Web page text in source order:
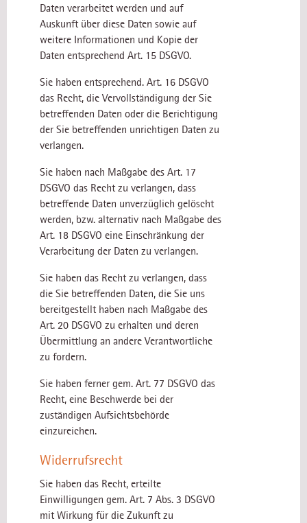
Daten verarbeitet werden und auf
Auskunft über diese Daten sowie auf
weitere Informationen und Kopie der
Daten entsprechend Art. 15 DSGVO.
Sie haben entsprechend. Art. 16 DSGVO
das Recht, die Vervollständigung der Sie
betreffenden Daten oder die Berichtigung
der Sie betreffenden unrichtigen Daten zu
verlangen.
Sie haben nach Maßgabe des Art. 17
DSGVO das Recht zu verlangen, dass
betreffende Daten unverzüglich gelöscht
werden, bzw. alternativ nach Maßgabe des
Art. 18 DSGVO eine Einschränkung der
Verarbeitung der Daten zu verlangen.
Sie haben das Recht zu verlangen, dass
die Sie betreffenden Daten, die Sie uns
bereitgestellt haben nach Maßgabe des
Art. 20 DSGVO zu erhalten und deren
Übermittlung an andere Verantwortliche
zu fordern.
Sie haben ferner gem. Art. 77 DSGVO das
Recht, eine Beschwerde bei der
zuständigen Aufsichtsbehörde
einzureichen.
Widerrufsrecht
Sie haben das Recht, erteilte
Einwilligungen gem. Art. 7 Abs. 3 DSGVO
mit Wirkung für die Zukunft zu